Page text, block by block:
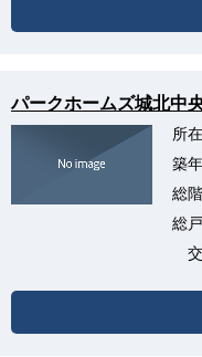
パークホームズ城北中
所
築
総
総